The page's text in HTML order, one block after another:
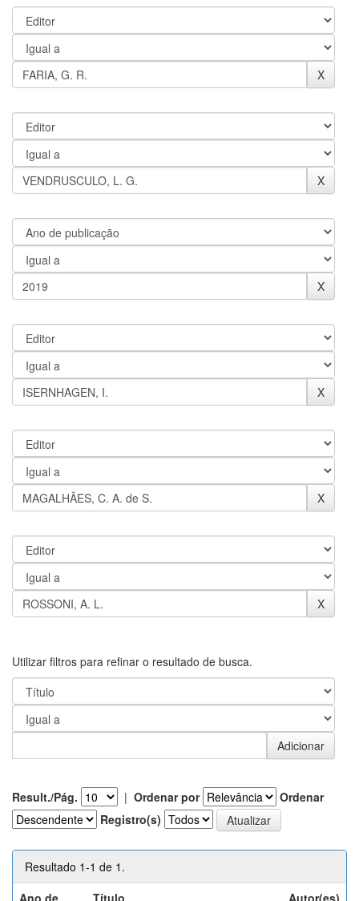
Utilizar filtros para refinar o resultado de busca.
Result./Pág. | Ordenar por
Ordenar
Registro(s)
Resultado 1-1 de 1.
Ano de
Título Autor(es)